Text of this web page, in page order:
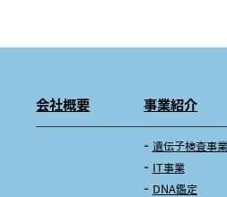
会社概要 事業紹介
遺伝子検査事業
IT事業
DNA鑑定